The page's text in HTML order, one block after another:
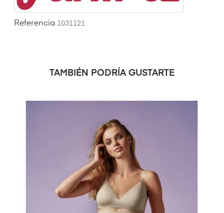
Referencia 1031121
TAMBIÉN PODRÍA GUSTARTE